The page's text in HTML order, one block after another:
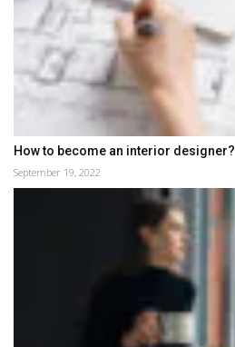
How to become an interior designer?
September 19, 2022